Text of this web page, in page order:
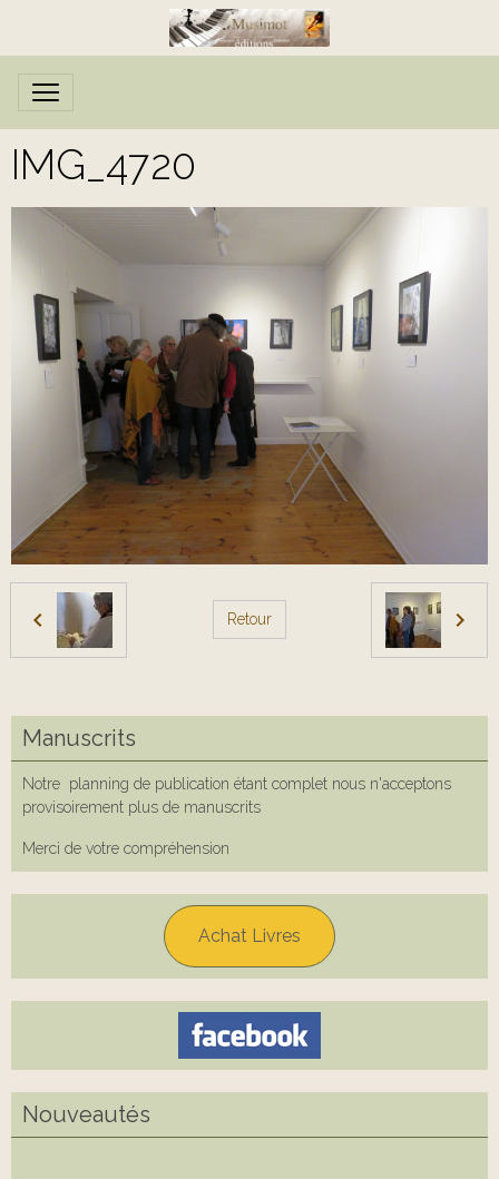
IMG_4720
Retour
Manuscrits
Notre planning de publication étant complet nous n'acceptons
provisoirement plus de manuscrits
Merci de votre compréhension
Achat Livres
Nouveautés